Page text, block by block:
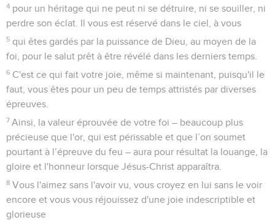
4 pour un héritage qui ne peut ni se détruire, ni se souiller, ni
perdre son éclat. Il vous est réservé dans le ciel, à vous
5 qui êtes gardés par la puissance de Dieu, au moyen de la
foi, pour le salut prêt à être révélé dans les derniers temps.
6 C'est ce qui fait votre joie, même si maintenant, puisqu'il le
faut, vous êtes pour un peu de temps attristés par diverses
épreuves.
7 Ainsi, la valeur éprouvée de votre foi – beaucoup plus
précieuse que l'or, qui est périssable et que l’on soumet
pourtant à l’épreuve du feu – aura pour résultat la louange, la
gloire et l'honneur lorsque Jésus-Christ apparaîtra.
8 Vous l'aimez sans l'avoir vu, vous croyez en lui sans le voir
encore et vous vous réjouissez d'une joie indescriptible et
glorieuse